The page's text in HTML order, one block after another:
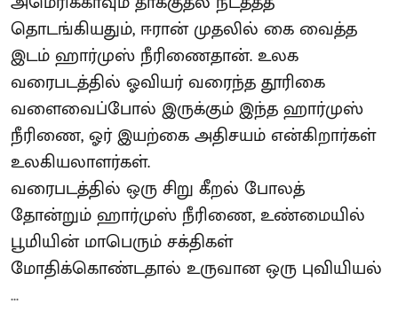
தொடங்கியதும், ஈரான் முதலில் கை வைத்த
இடம் ஹார்முஸ் நீரிணைதான். உலக
வரைபடத்தில் ஓவியர் வரைந்த தூரிகை
வளைவைப்போல் இருக்கும் இந்த ஹார்முஸ்
நீரிணை, ஓர் இயற்கை அதிசயம் என்கிறார்கள்
உலகியலாளர்கள்.
வரைபடத்தில் ஒரு சிறு கீறல் போலத்
தோன்றும் ஹார்முஸ் நீரிணை, உண்மையில்
பூமியின் மாபெரும் சக்திகள்
மோதிக்கொண்டதால் உருவான ஒரு புவியியல்
...